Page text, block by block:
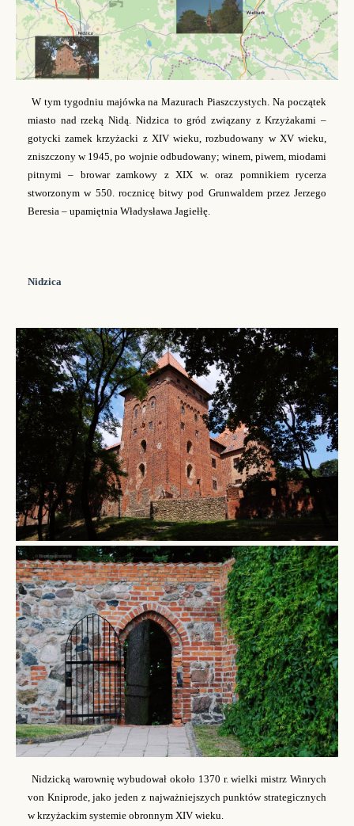
W tym tygodniu majówka na Mazurach Piaszczystych. Na początek
miasto nad rzeką Nidą. Nidzica to gród związany z Krzyżakami –
gotycki zamek krzyżacki z XIV wieku, rozbudowany w XV wieku,
zniszczony w 1945, po wojnie odbudowany; winem, piwem, miodami
pitnymi– browar zamkowy z XIX w. oraz pomnikiem rycerza
stworzonym w 550. rocznicę bitwy pod Grunwaldem przez Jerzego
Beresia – upamiętnia Władysława Jagiełłę.
Nidzica
Nidzicką warownię wybudował około 1370 r. wielki mistrz Winrych
von Kniprode, jako jeden z najważniejszych punktów strategicznych
w krzyżackim systemie obronnym XIV wieku.